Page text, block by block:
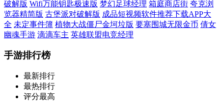
破解版 Wifi万能钥匙极速版 梦幻足球经理 箱庭商店街 夸克浏
览器精简版 古堡派对破解版 成品短视频软件推荐下载APP大
全 未定事件簿 植物大战僵尸金坷垃版 要塞围城无限金币 倩女
幽魂手游 滴滴车主 英雄联盟电竞经理
手游排行榜
最新排行
最热排行
评分最高